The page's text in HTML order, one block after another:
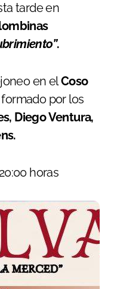
tarde en
.
en elCoso
por los
Diego Ventura,
horas